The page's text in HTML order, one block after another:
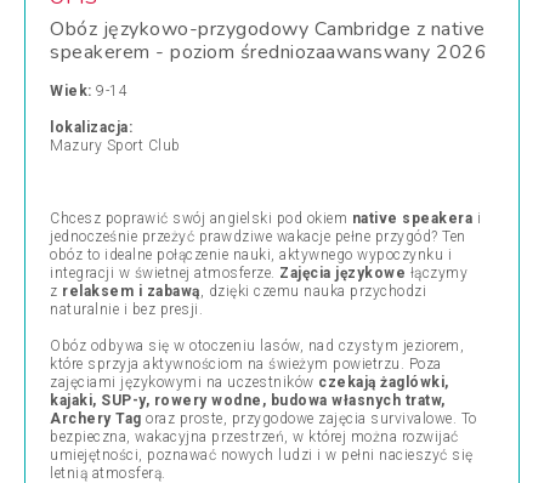
Obóz językowo-przygodowy Cambridge z native
speakerem - poziom średniozaawanswany 2026
Wiek: 9-14
lokalizacja:
Mazury Sport Club
Chcesz poprawić swój angielski pod okiem native speakera i
jednocześnie przeżyć prawdziwe wakacje pełne przygód? Ten
obóz to idealne połączenie nauki, aktywnego wypoczynku i
integracji w świetnej atmosferze. Zajęcia językowe łączymy
z relaksem i zabawą, dzięki czemu nauka przychodzi
naturalnie i bez presji.
Obóz odbywa się w otoczeniu lasów, nad czystym jeziorem,
które sprzyja aktywnościom na świeżym powietrzu. Poza
zajęciami językowymi na uczestników czekają żaglówki,
kajaki, SUP-y, rowery wodne, budowa własnych tratw,
Archery Tag oraz proste, przygodowe zajęcia survivalowe. To
bezpieczna, wakacyjna przestrzeń, w której można rozwijać
umiejętności, poznawać nowych ludzi i w pełni nacieszyć się
letnią atmosferą.